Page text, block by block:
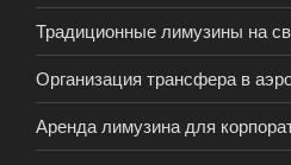
Традиционные лимузины на
Организация трансфера в
Аренда лимузина для